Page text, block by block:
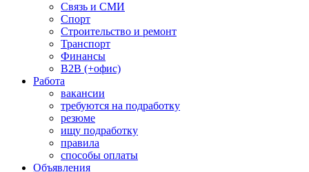
Связь и СМИ
Спорт
Строительство и ремонт
Транспорт
Финансы
B2B (+офис)
Работа
вакансии
требуются на подработку
резюме
ищу подработку
правила
способы оплаты
Объявления